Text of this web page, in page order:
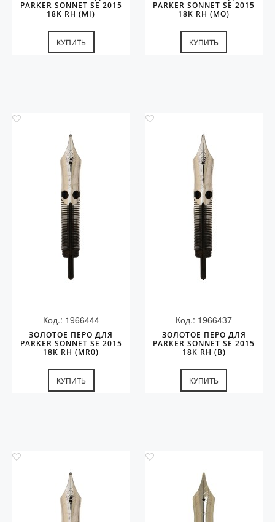
PARKER SONNET SE 2015
18K RH (MI)
КУПИТЬ
PARKER SONNET SE 2015
18K RH (MO)
КУПИТЬ
Код.: 1966444
ЗОЛОТОЕ ПЕРО ДЛЯ
PARKER SONNET SE 2015
18K RH (MR0)
КУПИТЬ
Код.: 1966437
ЗОЛОТОЕ ПЕРО ДЛЯ
PARKER SONNET SE 2015
18K RH (B)
КУПИТЬ